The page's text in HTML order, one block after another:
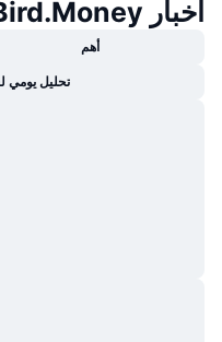
أخبار Bird.Money
أهم
تحليل يومي